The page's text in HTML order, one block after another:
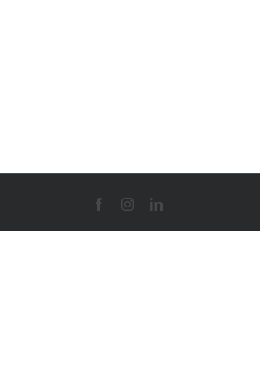
FacebookInstagramLinkedin